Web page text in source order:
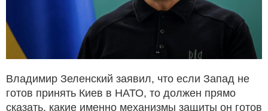
Владимир Зеленский заявил, что если Запад не
готов принять Киев в НАТО, то должен прямо
сказать, какие именно механизмы защиты он готов